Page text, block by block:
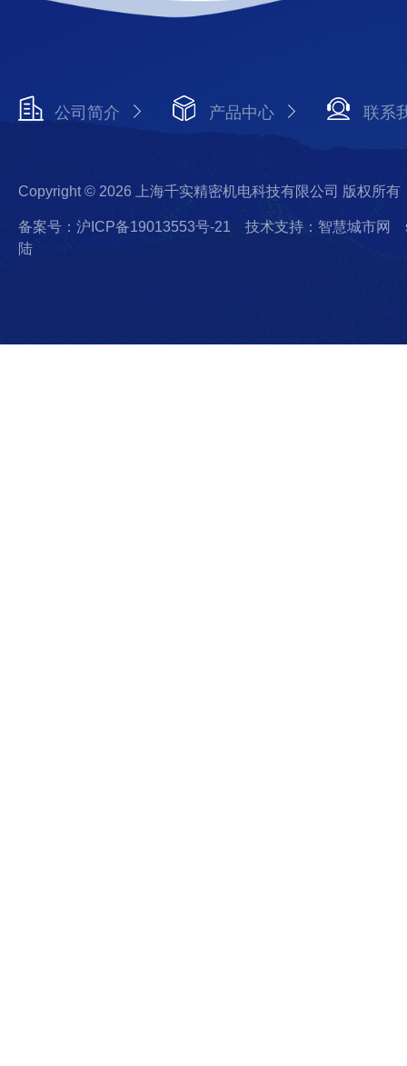
公司简介 产品中心 联系
Copyright © 2026 上海千实精密机电科技有限公司 版权所有
备案号：沪ICP备19013553号-21 技术支持：智慧城市网
陆